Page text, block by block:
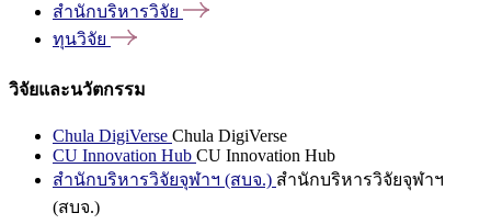
สำนักบริหารวิจัย
ทุนวิจัย
วิจัยและนวัตกรรม
Chula DigiVerse Chula DigiVerse
CU Innovation Hub CU Innovation Hub
สำนักบริหารวิจัยจุฬาฯ (สบจ.) สำนักบริหารวิจัยจุฬาฯ
(สบจ.)